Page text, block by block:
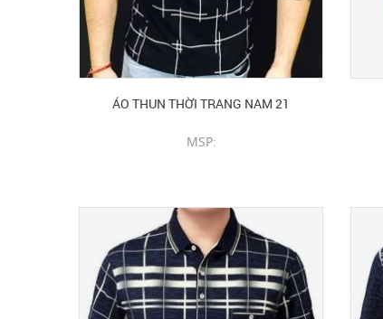
ÁO THUN THỜI TRANG NAM 21
MSP: